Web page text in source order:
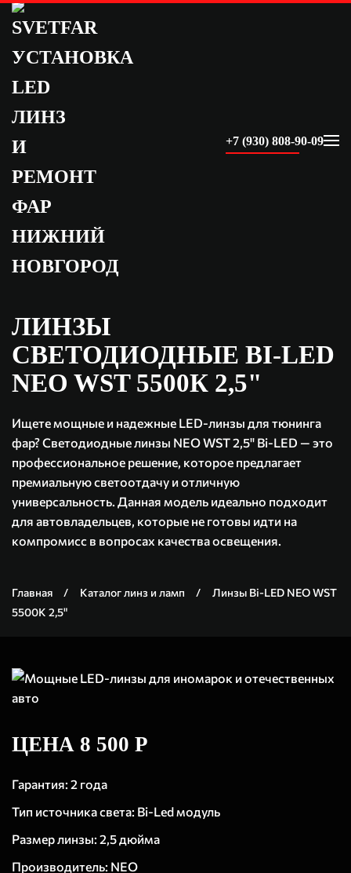
+7 (930) 808-90-09
ЛИНЗЫ
СВЕТОДИОДНЫЕ BI-LED
NEO WST 5500К 2,5"
Ищете мощные и надежные LED-линзы для тюнинга
фар? Светодиодные линзы NEO WST 2,5" Bi-LED — это
профессиональное решение, которое предлагает
премиальную светоотдачу и отличную
универсальность. Данная модель идеально подходит
для автовладельцев, которые не готовы идти на
компромисс в вопросах качества освещения.
Главная Каталог линз и ламп
Линзы Bi-LED NEO WST
5500К 2,5"
ЦЕНА 8 500 Р
Гарантия: 2 года
Тип источника света: Bi-Led модуль
Размер линзы: 2,5 дюйма
Производитель: NEO